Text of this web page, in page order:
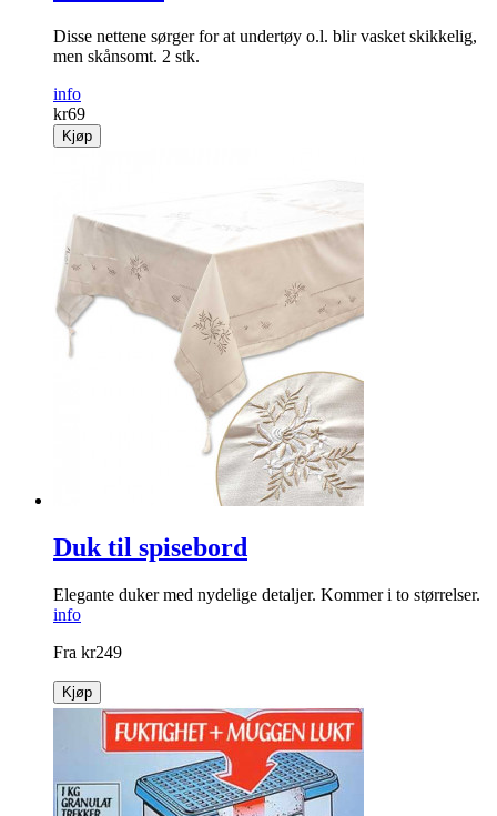
Disse nettene sørger for at undertøy o.l. blir vasket skikkelig,
men skånsomt. 2 stk.
info
kr69
Kjøp
Duk til spisebord
Elegante duker med nydelige detaljer. Kommer i to størrelser.
info
Fra kr249
Kjøp